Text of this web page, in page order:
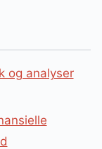
og analyser